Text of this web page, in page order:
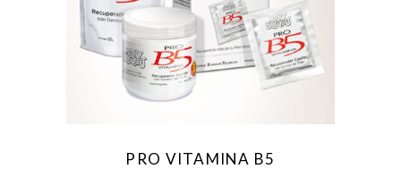
PRO VITAMINA B5